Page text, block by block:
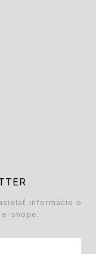
informácie o
shope.